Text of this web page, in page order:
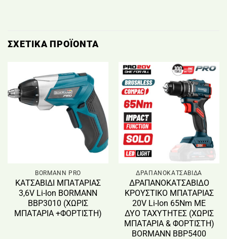
ΣΧΕΤΙΚΆ ΠΡΟΪΌΝΤΑ
BORMANN PRO
ΚΑΤΣΑΒΙΔΙ ΜΠΑΤΑΡΙΑΣ
3,6V Li-Ion BORMANN
BBP3010 (ΧΩΡΙΣ
ΜΠΑΤΑΡΙΑ +ΦΟΡΤΙΣΤΗ)
ΔΡΑΠΑΝΟΚΑΤΣΑΒΙΔΑ
ΔΡΑΠΑΝΟΚΑΤΣΑΒΙΔΟ
ΚΡΟΥΣΤΙΚΟ ΜΠΑΤΑΡΙΑΣ
20V Li-Ion 65Nm ΜΕ
ΔΥΟ ΤΑΧΥΤΗΤΕΣ (ΧΩΡΙΣ
ΜΠΑΤΑΡΙΑ & ΦΟΡΤΙΣΤΗ)
BORMANN BBP5400